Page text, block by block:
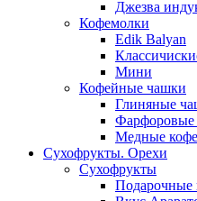
Джезва
Кофемолки
Edik Balyan
Мини
Кофейные чашки
Глиняные
Фарфоровые
Медные
Сухофрукты. Орехи
Сухофрукты
Подарочные